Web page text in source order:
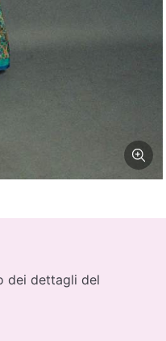
dei dettagli del